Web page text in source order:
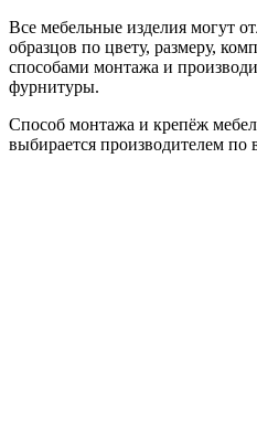
Все мебельные изделия могут
образцов по цвету, размеру,
способами монтажа и
фурнитуры.
Способ монтажа и крепёж
выбирается производителем